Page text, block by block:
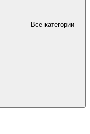
Все категории